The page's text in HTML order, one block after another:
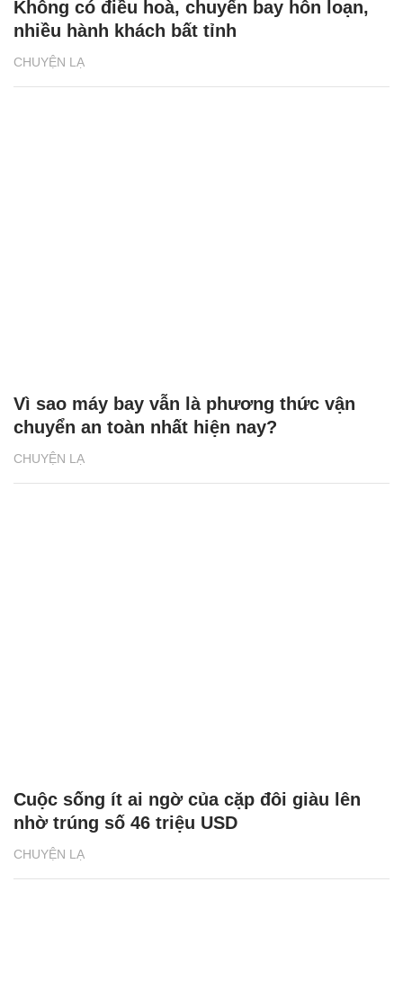
CHUYỆN LẠ
Không có điều hoà, chuyến bay hỗn loạn,
nhiều hành khách bất tỉnh
CHUYỆN LẠ
Vì sao máy bay vẫn là phương thức vận
chuyển an toàn nhất hiện nay?
CHUYỆN LẠ
Cuộc sống ít ai ngờ của cặp đôi giàu lên
nhờ trúng số 46 triệu USD